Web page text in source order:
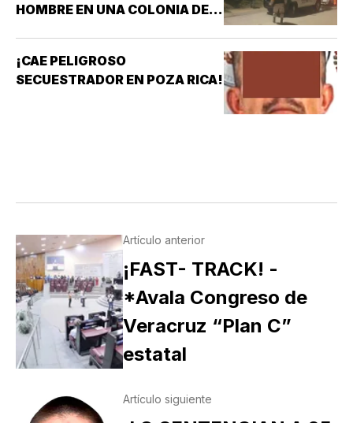
HOMBRE EN UNA COLONIA DE
¡CAE PELIGROSO
SECUESTRADOR EN POZA RICA!
Artículo anterior
¡FAST- TRACK! -
*Avala Congreso de
Veracruz “Plan C”
estatal
Artículo siguiente